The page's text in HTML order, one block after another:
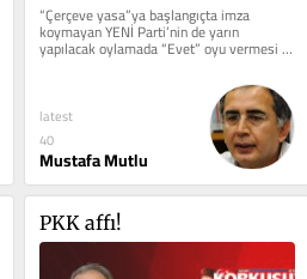
“Çerçeve yasa”ya başlangıçta imza
koymayan YENİ Parti’nin de yarın
yapılacak oylamada “Evet” oyu vermesi
bekleniyor. Hakları için...
latest
40
Mustafa Mutlu
PKK affı!